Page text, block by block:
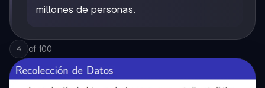
millones de personas.
4 of 100